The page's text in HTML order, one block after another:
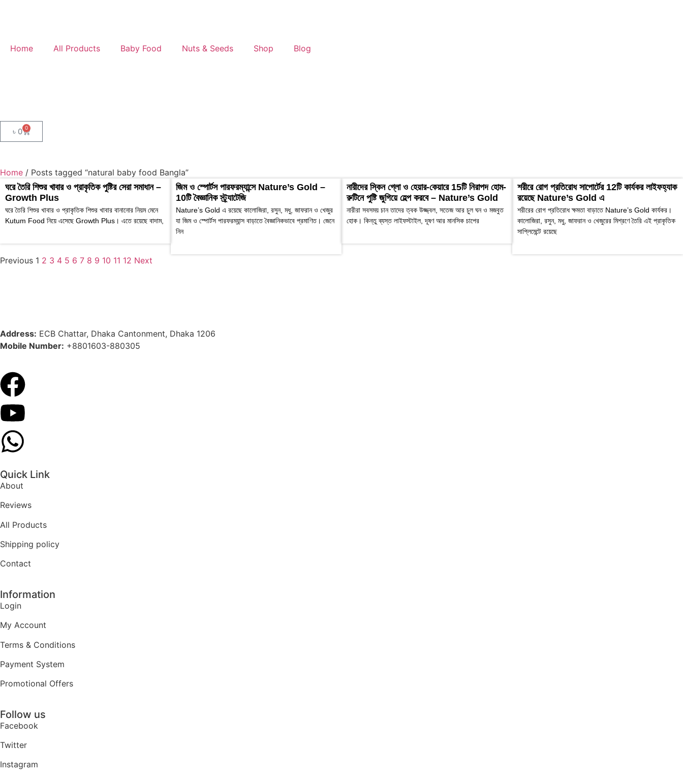
Home All Products Baby Food Nuts & Seeds Shop Blog
৳ 0 0
Home / Posts tagged “natural baby food Bangla”
ঘরে তৈরি শিশুর খাবার ও প্রাকৃতিক পুষ্টির সেরা সমাধান –
Growth Plus
ঘরে তৈরি শিশুর খাবার ও প্রাকৃতিক শিশুর খাবার বানানোর নিয়ম মেনে
Kutum Food নিয়ে এসেছে Growth Plus। এতে রয়েছে বাদাম,
জিম ও স্পোর্টস পারফরম্যান্সে Nature’s Gold –
10টি বৈজ্ঞানিক স্ট্র্যাটেজি
Nature’s Gold এ রয়েছে কালোজিরা, রসুন, মধু, জাফরান ও খেজুর
যা জিম ও স্পোর্টস পারফরম্যান্স বাড়াতে বৈজ্ঞানিকভাবে প্রমাণিত। জেনে
নিন
নারীদের স্কিন গ্লো ও হেয়ার-কেয়ারে 15টি নিরাপদ হোম-
রুটিনে পুষ্টি জুগিয়ে হেল্প করবে – Nature’s Gold
নারীরা সবসময় চান তাদের ত্বক উজ্জ্বল, সতেজ আর চুল ঘন ও মজবুত
হোক। কিন্তু ব্যস্ত লাইফস্টাইল, দূষণ আর মানসিক চাপের
শরীরে রোগ প্রতিরোধ সাপোর্টের 12টি কার্যকর লাইফহ্যাক
রয়েছে Nature’s Gold এ
শরীরের রোগ প্রতিরোধ ক্ষমতা বাড়াতে Nature’s Gold কার্যকর।
কালোজিরা, রসুন, মধু, জাফরান ও খেজুরের মিশ্রণে তৈরি এই প্রাকৃতিক
সাপ্লিমেন্টে রয়েছে
Previous 1 2 3 4 5 6 7 8 9 10 11 12 Next
Address: ECB Chattar, Dhaka Cantonment, Dhaka 1206
Mobile Number: +8801603-880305
Quick Link
About
Reviews
All Products
Shipping policy
Contact
Information
Login
My Account
Terms & Conditions
Payment System
Promotional Offers
Follow us
Facebook
Twitter
Instagram